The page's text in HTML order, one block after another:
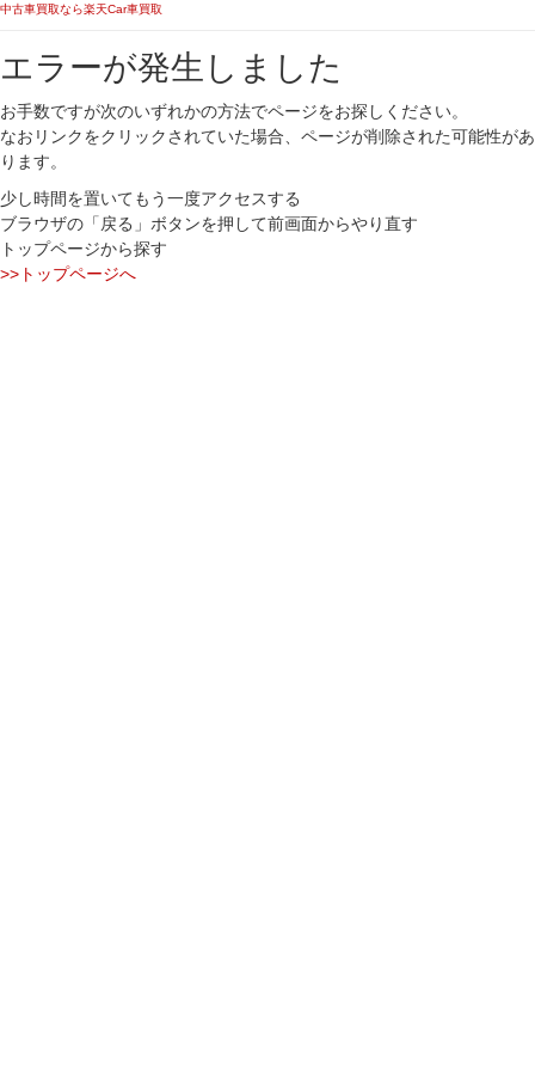
中古車買取なら楽天Car車買取
エラーが発生しました
お手数ですが次のいずれかの方法でページをお探しください。
なおリンクをクリックされていた場合、ページが削除された可能性があ
ります。
少し時間を置いてもう一度アクセスする
ブラウザの「戻る」ボタンを押して前画面からやり直す
トップページから探す
>>トップページへ